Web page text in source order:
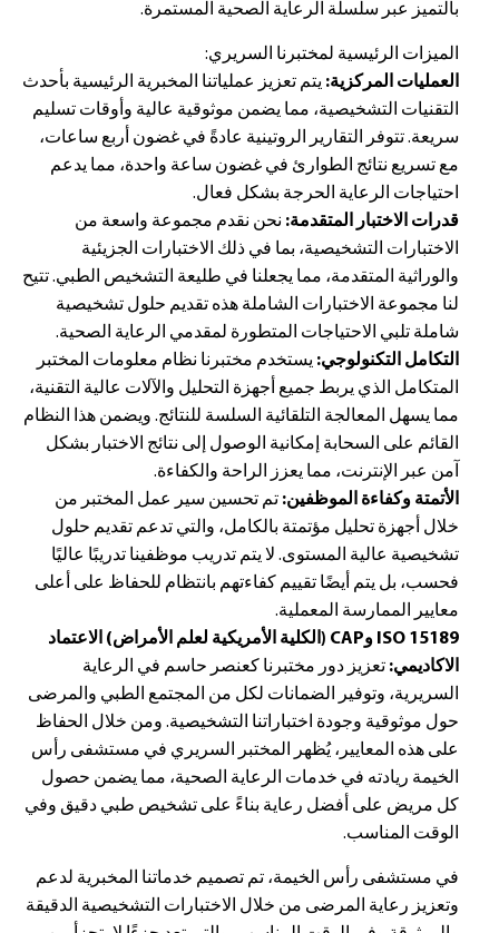
بالتميز عبر سلسلة الرعاية الصحية المستمرة.
الميزات الرئيسية لمختبرنا السريري:
العمليات المركزية: يتم تعزيز عملياتنا المخبرية الرئيسية بأحدث
التقنيات التشخيصية، مما يضمن موثوقية عالية وأوقات تسليم
سريعة. تتوفر التقارير الروتينية عادةً في غضون أربع ساعات،
مع تسريع نتائج الطوارئ في غضون ساعة واحدة، مما يدعم
احتياجات الرعاية الحرجة بشكل فعال.
قدرات الاختبار المتقدمة: نحن نقدم مجموعة واسعة من
الاختبارات التشخيصية، بما في ذلك الاختبارات الجزيئية
والوراثية المتقدمة، مما يجعلنا في طليعة التشخيص الطبي. تتيح
لنا مجموعة الاختبارات الشاملة هذه تقديم حلول تشخيصية
شاملة تلبي الاحتياجات المتطورة لمقدمي الرعاية الصحية.
التكامل التكنولوجي: يستخدم مختبرنا نظام معلومات المختبر
المتكامل الذي يربط جميع أجهزة التحليل والآلات عالية التقنية،
مما يسهل المعالجة التلقائية السلسة للنتائج. ويضمن هذا النظام
القائم على السحابة إمكانية الوصول إلى نتائج الاختبار بشكل
آمن عبر الإنترنت، مما يعزز الراحة والكفاءة.
الأتمتة وكفاءة الموظفين: تم تحسين سير عمل المختبر من
خلال أجهزة تحليل مؤتمتة بالكامل، والتي تدعم تقديم حلول
تشخيصية عالية المستوى. لا يتم تدريب موظفينا تدريبًا عاليًا
فحسب، بل يتم أيضًا تقييم كفاءتهم بانتظام للحفاظ على أعلى
معايير الممارسة المعملية.
ISO 15189 وCAP (الكلية الأمريكية لعلم الأمراض)
الاعتماد
الاكاديمي: تعزيز دور مختبرنا كعنصر حاسم في الرعاية
السريرية، وتوفير الضمانات لكل من المجتمع الطبي والمرضى
حول موثوقية وجودة اختباراتنا التشخيصية. ومن خلال الحفاظ
على هذه المعايير، يُظهر المختبر السريري في مستشفى رأس
الخيمة ريادته في خدمات الرعاية الصحية، مما يضمن حصول
كل مريض على أفضل رعاية بناءً على تشخيص طبي دقيق وفي
الوقت المناسب.
في مستشفى رأس الخيمة، تم تصميم خدماتنا المخبرية لدعم
وتعزيز رعاية المرضى من خلال الاختبارات التشخيصية الدقيقة